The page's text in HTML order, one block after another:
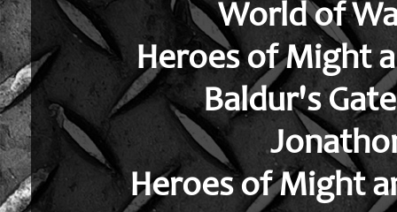
World of
Heroes of Might
Baldur's Gate
Heroes of Might